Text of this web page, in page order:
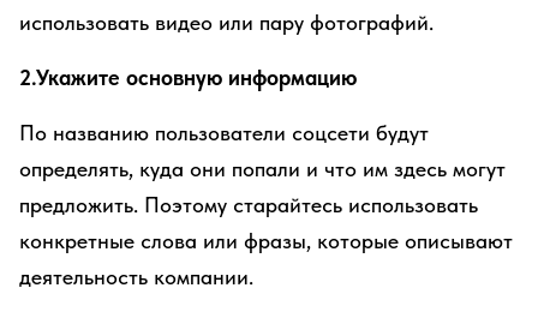
использовать видео или пару фотографий.
2.Укажите основную информацию
По названию пользователи соцсети будут
определять, куда они попали и что им здесь могут
предложить. Поэтому старайтесь использовать
конкретные слова или фразы, которые описывают
деятельность компании.